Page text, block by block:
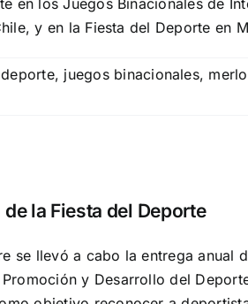
en los Juegos Binacionales de
y en la Fiesta del Deporte en
deporte, juegos binacionales, merlo
la Fiesta del Deporte
se llevó a cabo la entrega anual
y Desarrollo del